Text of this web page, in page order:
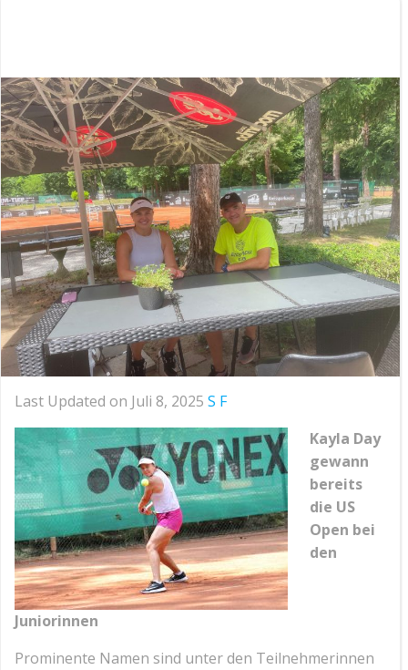
Last Updated on Juli 8, 2025 S F
Kayla Day
gewann
bereits
die US
Open bei
den
Juniorinnen
Prominente Namen sind unter den Teilnehmerinnen